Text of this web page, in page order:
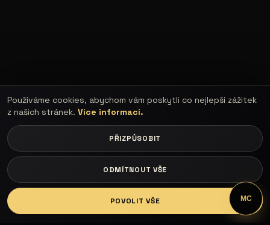
LOGIN
Používáme cookies, abychom vám poskytli co nejlepší zážitek
z našich stránek. Více informací.
PŘIZPŮSOBIT
ODMÍTNOUT VŠE
POVOLIT VŠE MC